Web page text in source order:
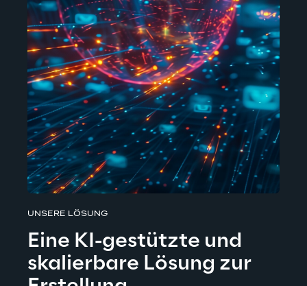
UNSERE LÖSUNG
Eine KI-gestützte und
skalierbare Lösung zur